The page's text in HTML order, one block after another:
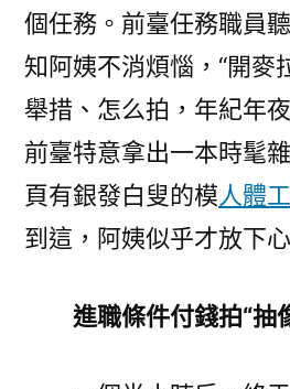
個任務。前臺任務職員
知阿姨不消煩惱，“開麥
舉措、怎么拍，年紀年
前臺特意拿出一本時髦
頁有銀發白叟的模人體
到這，阿姨似乎才放下
進職條件付錢拍“抽